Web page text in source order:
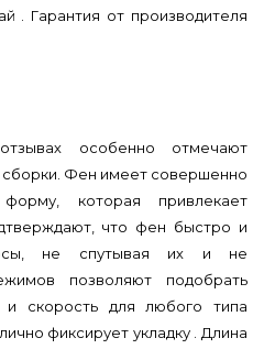
. Гарантия от производителя
особенно отмечают
сборки. Фен имеет совершенно
форму, которая привлекает
что фен быстро и
не спутывая их и не
позволяют подобрать
и скорость для любого типа
фиксирует укладку . Длина